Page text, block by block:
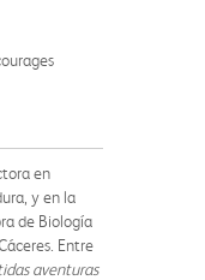
en
y en la
de Biología
Entre
aventuras